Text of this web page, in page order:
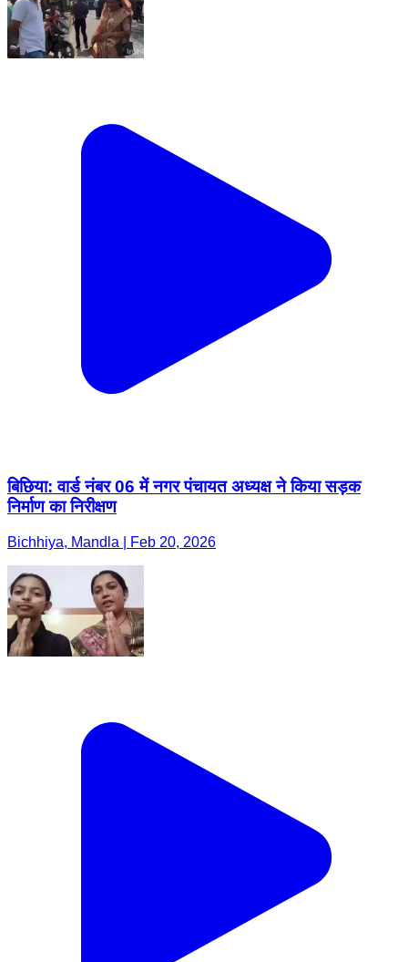
बिछिया: वार्ड नंबर 06 में नगर पंचायत अध्यक्ष ने किया सड़क
निर्माण का निरीक्षण
Bichhiya, Mandla | Feb 20, 2026